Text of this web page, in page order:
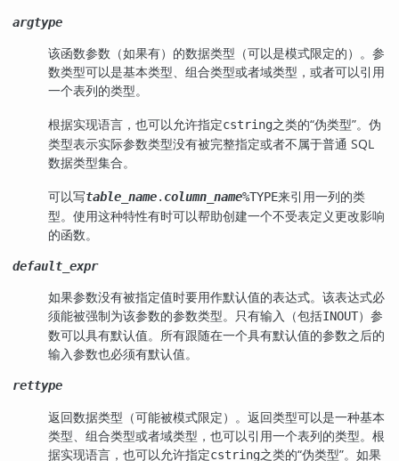
argtype
该函数参数（如果有）的数据类型（可以是模式限定的）。参
数类型可以是基本类型、组合类型或者域类型，或者可以引用
一个表列的类型。
根据实现语言，也可以允许指定cstring之类的“伪类型”。伪
类型表示实际参数类型没有被完整指定或者不属于普通 SQL
数据类型集合。
可以写table_name. column_name%TYPE来引用一列的类
型。使用这种特性有时可以帮助创建一个不受表定义更改影响
的函数。
default_expr
如果参数没有被指定值时要用作默认值的表达式。该表达式必
须能被强制为该参数的参数类型。只有输入（包括INOUT）参
数可以具有默认值。所有跟随在一个具有默认值的参数之后的
输入参数也必须有默认值。
rettype
返回数据类型（可能被模式限定）。返回类型可以是一种基本
类型、组合类型或者域类型，也可以引用一个表列的类型。根
据实现语言，也可以允许指定cstring之类的“伪类型”。如果